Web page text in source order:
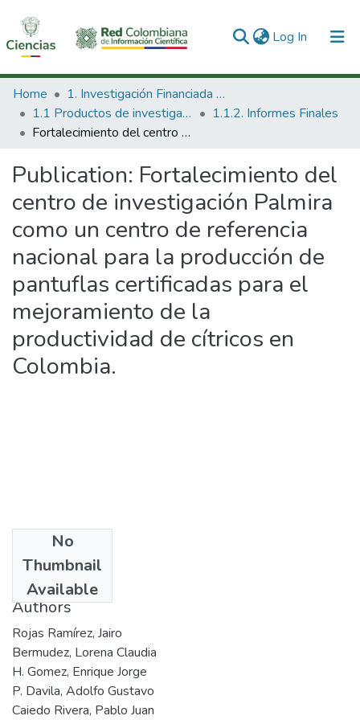
Log In (current)
Communities & Collections
All of DSpace
Home
1. Investigación Financiada con Recursos Públicos
1.1 Productos de investigación
1.1.2. Informes Finales
Fortalecimiento del centro de investigación Palmira como un centro de referencia nacional para la producción de pantuflas certificadas para el mejoramiento de la productividad de cítricos en Colombia.
Publication: Fortalecimiento del
centro de investigación Palmira
como un centro de referencia
nacional para la producción de
pantuflas certificadas para el
mejoramiento de la
productividad de cítricos en
Colombia.
No
Thumbnail
Available
2006
Authors
Rojas Ramírez, Jairo
Bermudez, Lorena Claudia
H. Gomez, Enrique Jorge
P. Davila, Adolfo Gustavo
Caiedo Rivera, Pablo Juan